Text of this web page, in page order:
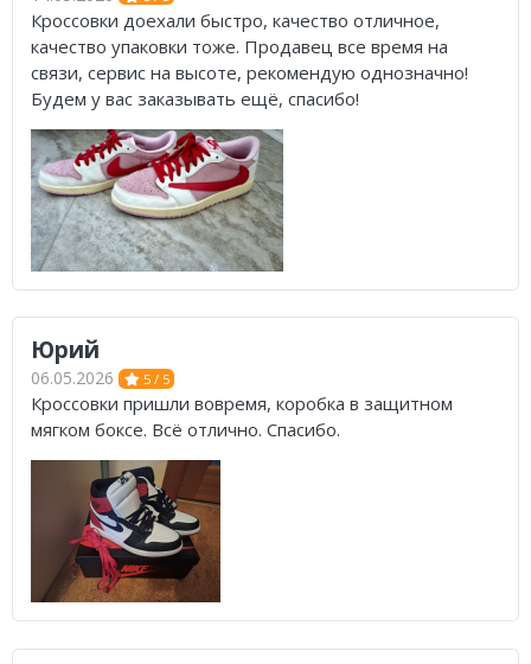
Кроссовки доехали быстро, качество отличное,
качество упаковки тоже. Продавец все время на
связи, сервис на высоте, рекомендую однозначно!
Будем у вас заказывать ещё, спасибо!
Юрий
06.05.2026 5 / 5
Кроссовки пришли вовремя, коробка в защитном
мягком боксе. Всё отлично. Спасибо.